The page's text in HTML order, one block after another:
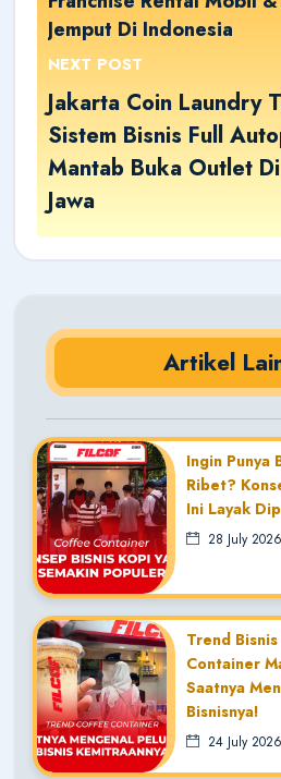
Jemput Di Indonesia
NEXT POST
Jakarta Coin Laundry
Sistem Bisnis Full
Mantab Buka Outlet
Jawa
Artikel
Ingin Punya
Ribet?
Ini Layak
28 July 2026
Trend
Container
Saatnya
Bisnisnya!
24 July 2026